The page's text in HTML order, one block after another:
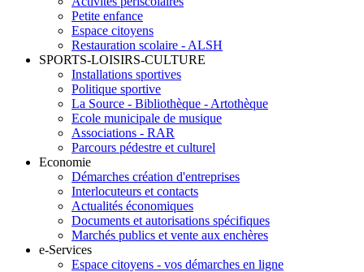
Petite enfance
Espace citoyens
Restauration scolaire - ALSH
SPORTS-LOISIRS-CULTURE
Installations sportives
Politique sportive
La Source - Bibliothèque - Artothèque
Ecole municipale de musique
Associations - RAR
Parcours pédestre et culturel
Economie
Démarches création d'entreprises
Interlocuteurs et contacts
Actualités économiques
Documents et autorisations spécifiques
Marchés publics et vente aux enchères
e-Services
Espace citoyens - vos démarches en ligne